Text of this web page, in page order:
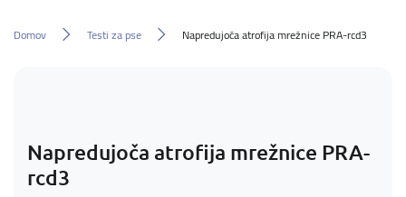
Domov Testi za pse Napredujoča atrofija mrežnice PRA-rcd3
Napredujoča atrofija mrežnice PRA-
rcd3